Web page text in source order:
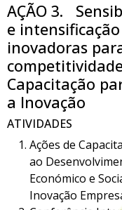
AÇÃO 3.
e
inovadoras
Capacitação
a Inovação
ATIVIDADES
Ações de
ao
Económico e
Inovação